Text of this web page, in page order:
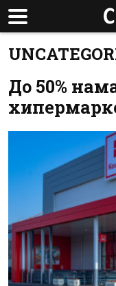
До 50%